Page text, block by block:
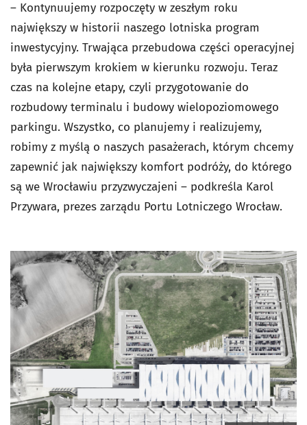
– Kontynuujemy rozpoczęty w zeszłym roku
największy w historii naszego lotniska program
inwestycyjny. Trwająca przebudowa części operacyjnej
była pierwszym krokiem w kierunku rozwoju. Teraz
czas na kolejne etapy, czyli przygotowanie do
rozbudowy terminalu i budowy wielopoziomowego
parkingu. Wszystko, co planujemy i realizujemy,
robimy z myślą o naszych pasażerach, którym chcemy
zapewnić jak największy komfort podróży, do którego
są we Wrocławiu przyzwyczajeni – podkreśla Karol
Przywara, prezes zarządu Portu Lotniczego Wrocław.